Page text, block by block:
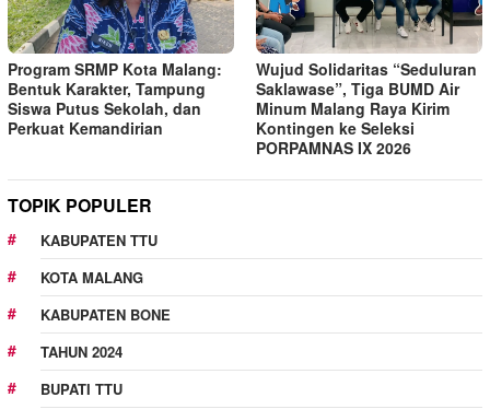
Program SRMP Kota Malang:
Bentuk Karakter, Tampung
Siswa Putus Sekolah, dan
Perkuat Kemandirian
Wujud Solidaritas “Seduluran
Saklawase”, Tiga BUMD Air
Minum Malang Raya Kirim
Kontingen ke Seleksi
PORPAMNAS IX 2026
TOPIK POPULER
KABUPATEN TTU
KOTA MALANG
KABUPATEN BONE
TAHUN 2024
BUPATI TTU